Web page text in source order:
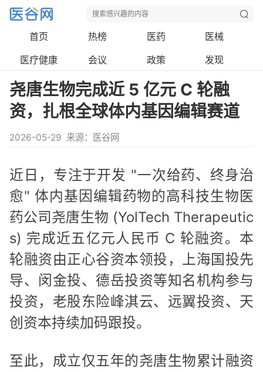
首页 热榜 医药
医械
医疗健康
会议 政策 发现
尧唐生物完成近 5 亿元 C 轮融
资，扎根全球体内基因编辑赛道
2026-05-29 来源：医谷网
近日，专注于开发 "一次给药、终身治
愈" 体内基因编辑药物的高科技生物医
药公司尧唐生物 (YolTech Therapeutic
s) 完成近五亿元人民币 C 轮融资。本
轮融资由正心谷资本领投，上海国投先
导、闵金投、德岳投资等知名机构参与
投资，老股东险峰淇云、远翼投资、天
创资本持续加码跟投。
至此，成立仅五年的尧唐生物累计融资